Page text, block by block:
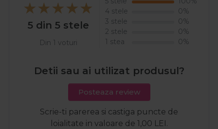
5 din 5 stele
Din 1 voturi
4 stele
0%
3 stele
0%
2 stele
0%
1 stea
0%
Detii sau ai utilizat produsul?
Posteaza review
Scrie-ti parerea si castiga puncte de
loialitate in valoare de 1,00 LEI.